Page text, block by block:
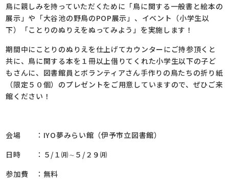
鳥に親しみを持っていただくために「鳥に関する一般書と絵本の
展示」や「大谷池の野鳥のPOP展示」、イベント（小学生以
下）「ことりのぬりえをぬってみよう」を実施します！
期間中にことりのぬりえを仕上げてカウンターにご持参頂くと
共に、鳥に関する本を１冊以上借りてくれた小学生以下の子ど
もさんに、図書館員とボランティアさん手作りの鳥たちの折り紙
（限定５０個）のプレゼントをご用意していますので、ぜひご来
館ください！
会場 ：IYO夢みらい館（伊予市立図書館）
日時 ：５/１㈪∼５/２９㈪
参加費 ：無料